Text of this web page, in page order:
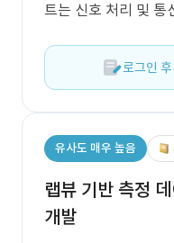
트는 신호 처리 및 통
로그인
유사도 매우 높음
랩뷰 기반 측정
개발